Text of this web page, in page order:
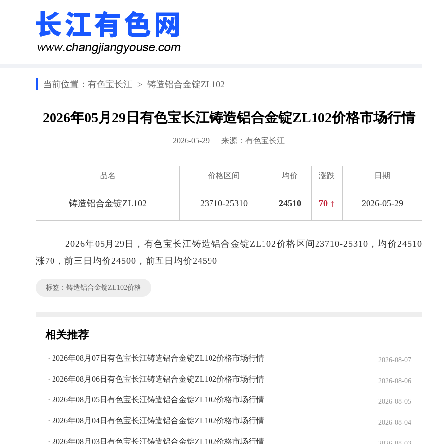
当前位置： 有色宝长江 > 铸造铝合金锭ZL102
2026年05月29日有色宝长江铸造铝合金锭ZL102价格市场行情
2026-05-29 来源： 有色宝长江
品名 价格区间 均价 涨跌 日期
铸造铝合金锭ZL102 23710-25310 24510 70 ↑ 2026-05-29
2026年05月29日，有色宝长江铸造铝合金锭ZL102价格区间23710-25310，均价24510
涨70，前三日均价24500，前五日均价24590
标签：铸造铝合金锭ZL102价格
相关推荐
· 2026年08月07日有色宝长江铸造铝合金锭ZL102价格市场行情 2026-08-07
· 2026年08月06日有色宝长江铸造铝合金锭ZL102价格市场行情 2026-08-06
· 2026年08月05日有色宝长江铸造铝合金锭ZL102价格市场行情 2026-08-05
· 2026年08月04日有色宝长江铸造铝合金锭ZL102价格市场行情 2026-08-04
· 2026年08月03日有色宝长江铸造铝合金锭ZL102价格市场行情